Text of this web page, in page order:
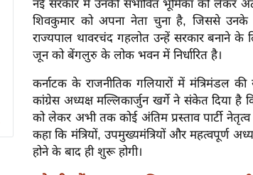
नई सरकार में उनकी संभावित भूमिका को लेकर
शिवकुमार को अपना नेता चुना है, जिससे उनके
राज्यपाल थावरचंद गहलोत उन्हें सरकार बनाने
जून को बेंगलुरु के लोक भवन में निर्धारित है।
कर्नाटक के राजनीतिक गलियारों में मंत्रिमंडल
कांग्रेस अध्यक्ष मल्लिकार्जुन खर्गे ने संकेत दिया
को लेकर अभी तक कोई अंतिम प्रस्ताव पार्टी
कहा कि मंत्रियों, उपमुख्यमंत्रियों और महत्वपूर्ण
होने के बाद ही शुरू होगी।